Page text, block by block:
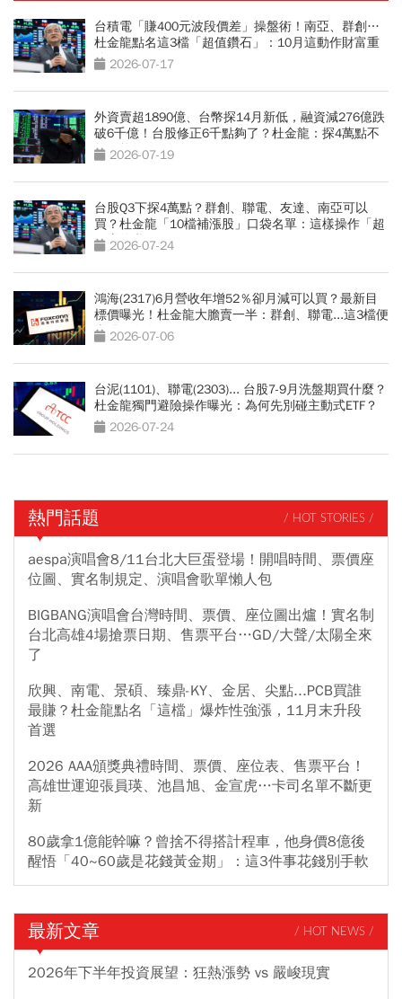
台積電「賺400元波段價差」操盤術！南亞、群創…
杜金龍點名這3檔「超值鑽石」：10月這動作財富重
分配2026-07-17
外資賣超1890億、台幣探14月新低，融資減276億跌
破6千億！台股修正6千點夠了？杜金龍：探4萬點不
無可能
2026-07-19
台股Q3下探4萬點？群創、聯電、友達、南亞可以
買？杜金龍「10檔補漲股」口袋名單：這樣操作「超
好賺的啦」
2026-07-24
鴻海(2317)6月營收年增52％卻月減可以買？最新目
標價曝光！杜金龍大膽賣一半：群創、聯電...這3檔便
當股更有肉
2026-07-06
台泥(1101)、聯電(2303)... 台股7-9月洗盤期買什麼？
杜金龍獨門避險操作曝光：為何先別碰主動式ETF？
2026-07-24
熱門話題 / HOT STORIES /
aespa演唱會8/11台北大巨蛋登場！開唱時間、票價座
位圖、實名制規定、演唱會歌單懶人包
BIGBANG演唱會台灣時間、票價、座位圖出爐！實名制
台北高雄4場搶票日期、售票平台…GD/大聲/太陽全來
了
欣興、南電、景碩、臻鼎-KY、金居、尖點...PCB買誰
最賺？杜金龍點名「這檔」爆炸性強漲，11月末升段
首選
2026 AAA頒獎典禮時間、票價、座位表、售票平台！
高雄世運迎張員瑛、池昌旭、金宣虎…卡司名單不斷更
新
80歲拿1億能幹嘛？曾捨不得搭計程車，他身價8億後
醒悟「40~60歲是花錢黃金期」：這3件事花錢別手軟
最新文章 / HOT NEWS /
2026年下半年投資展望：狂熱漲勢 vs 嚴峻現實